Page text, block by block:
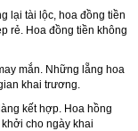
lại tài lộc, hoa đồng tiền
rẻ. Hoa đồng tiền không
mắn. Những lẵng hoa
khai trương.
kết hợp. Hoa hồng
cho ngày khai